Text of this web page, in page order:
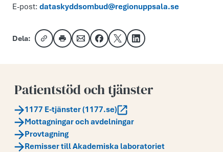
E-post: dataskyddsombud@regionuppsala.se
Dela:
Kopiera länk
Skriv utDela via e-post
Dela på Facebook
Dela på XDela på LinkedIn
Patientstöd och tjänster
1177 E-tjänster (1177.se)
Mottagningar och avdelningar
Provtagning
Remisser till Akademiska laboratoriet